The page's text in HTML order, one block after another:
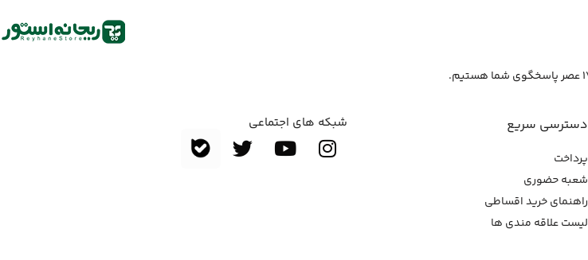
دسترسی سریع
پرداخت
شعبه حضوری
راهنمای خرید اقساطی
لیست علاقه مندی ها
شبکه های اجتماعی